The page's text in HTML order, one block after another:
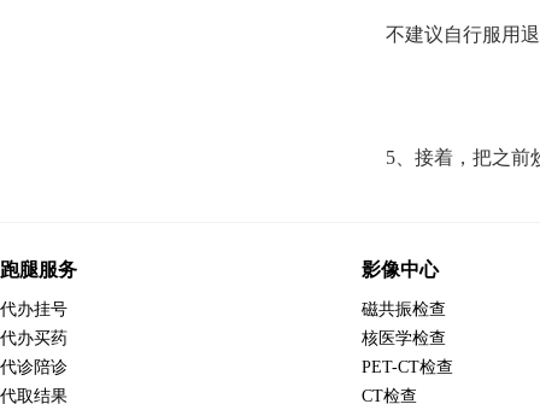
不建议自行服用
5、接着，把之前
跑腿服务 影像中心
代办挂号
代办买药
代诊陪诊
代取结果
磁共振检查
核医学检查
PET-CT检查
CT检查